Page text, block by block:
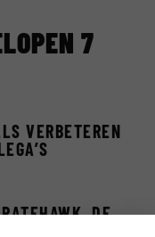
7
VERBETEREN
DE